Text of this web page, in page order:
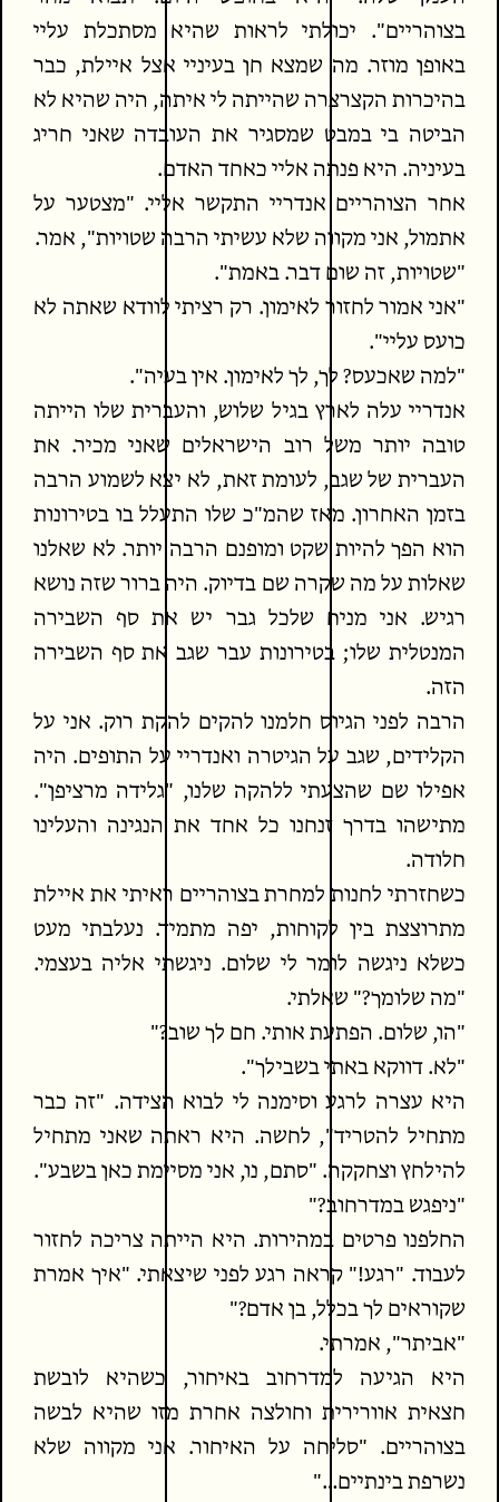
בצוהריים". יכולתי לראות שהיא מסתכלת עליי
באופן מוזר. מה שמצא חן בעיניי אצל איילת, כבר
בהיכרות הקצרצרה שהייתה לי איתה, היה שהיא לא
הביטה בי במבט שמסגיר את העובדה שאני חריג
בעיניה. היא פנתה אליי כאחד האדם.
אחר הצוהריים אנדריי התקשר אליי. "מצטער על
אתמול, אני מקווה שלא עשיתי הרבה שטויות", אמר.
"שטויות, זה שום דבר. באמת".
"אני אמור לחזור לאימון. רק רציתי לוודא שאתה לא
כועס עליי".
"למה שאכעס? לך, לך לאימון. אין בעיה".
אנדריי עלה לארץ בגיל שלוש, והעברית שלו הייתה
טובה יותר משל רוב הישראלים שאני מכיר. את
העברית של שגב, לעומת זאת, לא יצא לשמוע הרבה
בזמן האחרון. מאז שהמ"כ שלו התעלל בו בטירונות
הוא הפך להיות שקט ומופנם הרבה יותר. לא שאלנו
שאלות על מה שקרה שם בדיוק. היה ברור שזה נושא
רגיש. אני מניח שלכל גבר יש את סף השבירה
המנטלית שלו; בטירונות עבר שגב את סף השבירה
הזה.
הרבה לפני הגיוס חלמנו להקים להקת רוק. אני על
הקלידים, שגב על הגיטרה ואנדריי על התופים. היה
אפילו שם שהצעתי ללהקה שלנו, "גלידה מרציפן".
מתישהו בדרך זנחנו כל אחד את הנגינה והעלינו
חלודה.
כשחזרתי לחנות למחרת בצוהריים ראיתי את איילת
מתרוצצת בין לקוחות, יפה מתמיד. נעלבתי מעט
כשלא ניגשה לומר לי שלום. ניגשתי אליה בעצמי.
"מה שלומך?" שאלתי.
"הו, שלום. הפתעת אותי. חם לך שוב?"
"לא. דווקא באתי בשבילך".
היא עצרה לרגע וסימנה לי לבוא הצידה. "זה כבר
מתחיל להטריד", לחשה. היא ראתה שאני מתחיל
להילחץ וצחקקה. "סתם, נו, אני מסיימת כאן בשבע".
"ניפגש במדרחוב?"
החלפנו פרטים במהירות. היא הייתה צריכה לחזור
לעבוד. "רגע!" קראה רגע לפני שיצאתי. "איך אמרת
שקוראים לך בכלל, בן אדם?"
"אביתר", אמרתי.
היא הגיעה למדרחוב באיחור, כשהיא לובשת
חצאית אוורירית וחולצה אחרת מזו שהיא לבשה
בצוהריים. "סליחה על האיחור. אני מקווה שלא
נשרפת בינתיים…"